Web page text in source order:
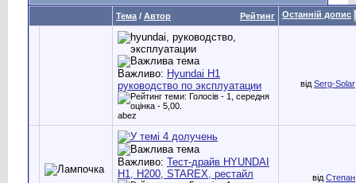
Рейтинг
Тема / Автор Останній допис
Важливо: Hyundai H1
руководство по эксплуатации
abez
від Serg-Solar
Важливо: Тест-драйв HYUNDAI
H1, H200, STAREX, рестайл
від Степан